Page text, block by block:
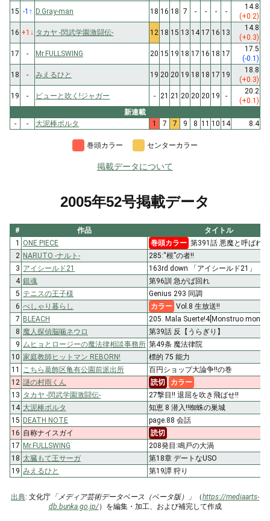
15 -1 ↑ D.Gray-man 18 16 18 7 - - - -
14.8
(+0.2)
16 +1 ↓ タカヤ -閃武学園激闘伝- 12 18 15 13 14 17 16 13
14.8
(+0.3)
17
- Mr.FULLSWING 20 15 19 18 17 16 18 17
17.5
(-0.1)
18
- みえるひと 19 20 20 19 18 18 17 19
18.8
(+0.3)
19
- ピューと吹く!ジャガー - 21 21 20 20 20 19 -
20.2
(+0.1)
新連載
-
- 大泥棒ポルタ 1 7 7 9 8 11 10 14 8.4
巻頭カラー センターカラー
掲載データについて
2005年52号掲載データ
# 作品
タイトル
1
ONE PIECE 巻頭カラー 第391話 悪魔と呼ばれ
2 NARUTO -ナルト-
285:“根”の者!!
3 アイシールド21
163rd down 「アイシールド21」
4 銀魂
第96訓 急がば回れ
5 テニスの王子様
Genius 293 同調
6 べしゃり暮らし カラー Vol.8 生放送!!
7 BLEACH
205. Mala Suerte!4[Monstruo
8 魔人探偵脳噛ネウロ
第39話 反【うらぎり】
9 ムヒョとロージーの魔法律相談事務所 第49条 魔法律院
10 家庭教師ヒットマン REBORN!
標的 75 能力
11
こちら葛飾区亀有公園前派出所
百円ショップ大論争!!の巻
12 謎の村雨くん 読切
カラー
13 タカヤ -閃武学園激闘伝-
27撃目!! 退屈を吹き飛ばせ!!
14 大泥棒ポルタ
知恵 8 潜入!!蜘蛛の巣城
15 DEATH NOTE
page.88 会話
16 自称ナイスガイ
読切
17 Mr.FULLSWING
208発目:鳴戸の大渦
18 太臓もて王サーガ
第18章 デートなUSO
19 みえるひと 第19譚 狩り
出典: 文化庁 「メディア芸術データベース（ベータ版）」 （https://mediaarts-
db.bunka.go.jp/）を編集・加工、および補完して作成